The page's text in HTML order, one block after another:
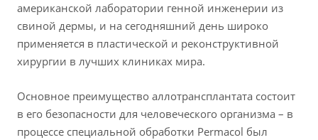
американской лаборатории генной инженерии из
свиной дермы, и на сегодняшний день широко
применяется в пластической и реконструктивной
хирургии в лучших клиниках мира.
Основное преимущество аллотрансплантата состоит
в его безопасности для человеческого организма – в
процессе специальной обработки Permacol был